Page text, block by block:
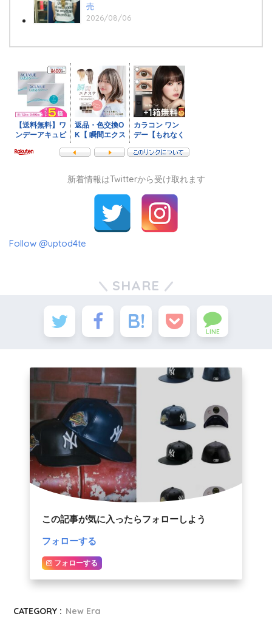
売
2026/08/06
新着情報はTwitterから受け取れます
Follow @uptod4te
SHARE
LINE
この記事が気に入ったらフォローしよう
フォローする
フォローする
CATEGORY : New Era